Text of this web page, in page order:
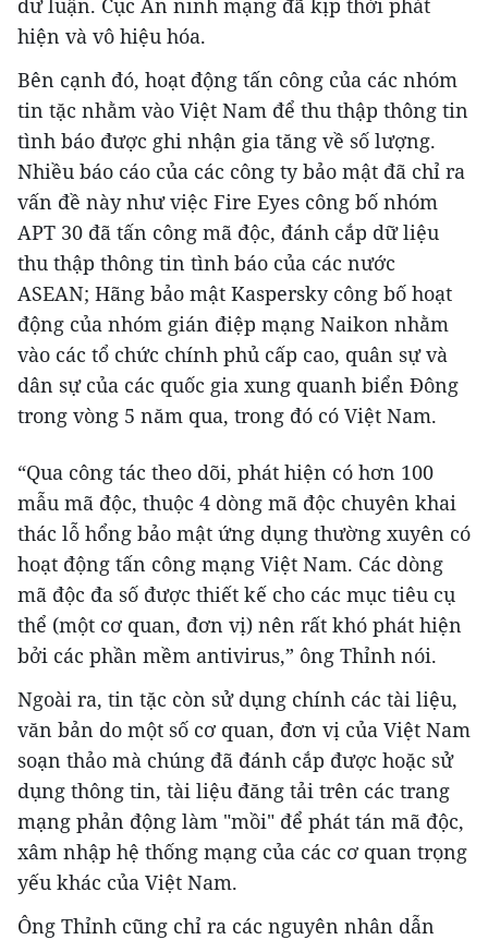
hiện và vô hiệu hóa.
Bên cạnh đó, hoạt động tấn công của các nhóm
tin tặc nhằm vào Việt Nam để thu thập thông tin
tình báo được ghi nhận gia tăng về số lượng.
Nhiều báo cáo của các công ty bảo mật đã chỉ ra
vấn đề này như việc Fire Eyes công bố nhóm
APT 30 đã tấn công mã độc, đánh cắp dữ liệu
thu thập thông tin tình báo của các nước
ASEAN; Hãng bảo mật Kaspersky công bố hoạt
động của nhóm gián điệp mạng Naikon nhằm
vào các tổ chức chính phủ cấp cao, quân sự và
dân sự của các quốc gia xung quanh biển Đông
trong vòng 5 năm qua, trong đó có Việt Nam.
“Qua công tác theo dõi, phát hiện có hơn 100
mẫu mã độc, thuộc 4 dòng mã độc chuyên khai
thác lỗ hổng bảo mật ứng dụng thường xuyên có
hoạt động tấn công mạng Việt Nam. Các dòng
mã độc đa số được thiết kế cho các mục tiêu cụ
thể (một cơ quan, đơn vị) nên rất khó phát hiện
bởi các phần mềm antivirus,” ông Thỉnh nói.
Ngoài ra, tin tặc còn sử dụng chính các tài liệu,
văn bản do một số cơ quan, đơn vị của Việt Nam
soạn thảo mà chúng đã đánh cắp được hoặc sử
dụng thông tin, tài liệu đăng tải trên các trang
mạng phản động làm "mồi" để phát tán mã độc,
xâm nhập hệ thống mạng của các cơ quan trọng
yếu khác của Việt Nam.
Ông Thỉnh cũng chỉ ra các nguyên nhân dẫn